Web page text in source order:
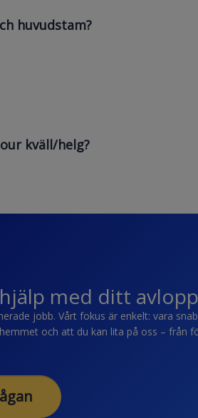
huvudstam?
kväll/helg?
med ditt avlopp
jobb. Vårt fokus är enkelt: vara
och att du kan lita på oss – från